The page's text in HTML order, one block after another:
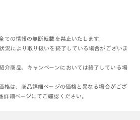
の情報の無断転載を禁止いたします。
況により取り扱いを終了している場合がございま
介商品、キャンペーンにおいては終了している場
格は、商品詳細ページの価格と異なる場合がござ
詳細ページにてご確認ください。